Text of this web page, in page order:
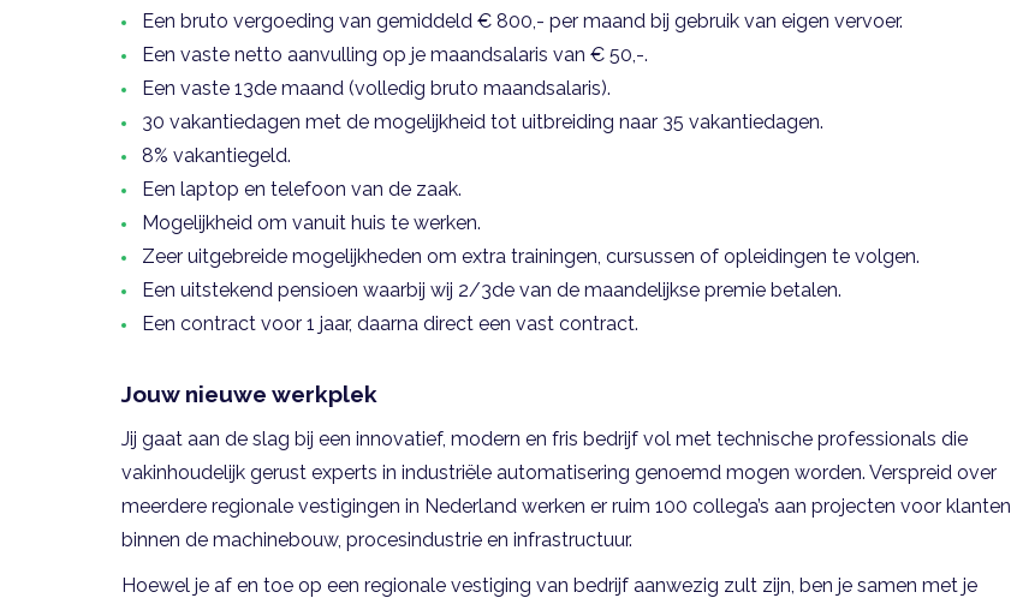
Een bruto vergoeding van gemiddeld € 800,- per maand bij gebruik van eigen vervoer.
Een vaste netto aanvulling op je maandsalaris van € 50,-.
Een vaste 13de maand (volledig bruto maandsalaris).
30 vakantiedagen met de mogelijkheid tot uitbreiding naar 35 vakantiedagen.
8% vakantiegeld.
Een laptop en telefoon van de zaak.
Mogelijkheid om vanuit huis te werken.
Zeer uitgebreide mogelijkheden om extra trainingen, cursussen of opleidingen te volgen.
Een uitstekend pensioen waarbij wij 2/3de van de maandelijkse premie betalen.
Een contract voor 1 jaar, daarna direct een vast contract.
Jouw nieuwe werkplek
Jij gaat aan de slag bij een innovatief, modern en fris bedrijf vol met technische professionals die
vakinhoudelijk gerust experts in industriële automatisering genoemd mogen worden. Verspreid over
meerdere regionale vestigingen in Nederland werken er ruim 100 collega’s aan projecten voor klanten
binnen de machinebouw, procesindustrie en infrastructuur.
Hoewel je af en toe op een regionale vestiging van bedrijf aanwezig zult zijn, ben je samen met je